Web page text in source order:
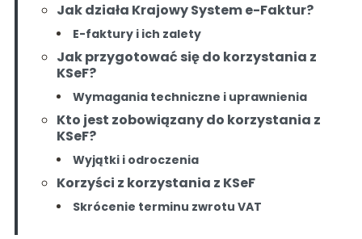
Jak działa Krajowy System e-Faktur?
E-faktury i ich zalety
Jak przygotować się do korzystania z
KSeF?
Wymagania techniczne i uprawnienia
Kto jest zobowiązany do korzystania z
KSeF?
Wyjątki i odroczenia
Korzyści z korzystania z KSeF
Skrócenie terminu zwrotu VAT